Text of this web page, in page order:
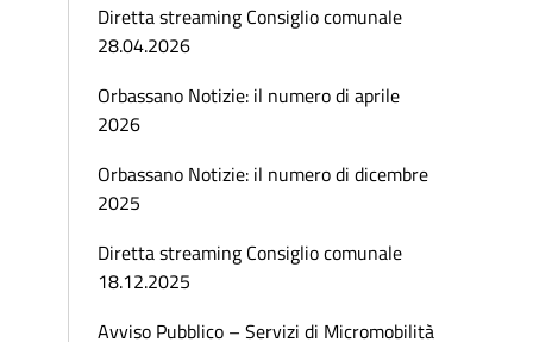
Diretta streaming Consiglio comunale
28.04.2026
Orbassano Notizie: il numero di aprile
2026
Orbassano Notizie: il numero di dicembre
2025
Diretta streaming Consiglio comunale
18.12.2025
Avviso Pubblico – Servizi di Micromobilità